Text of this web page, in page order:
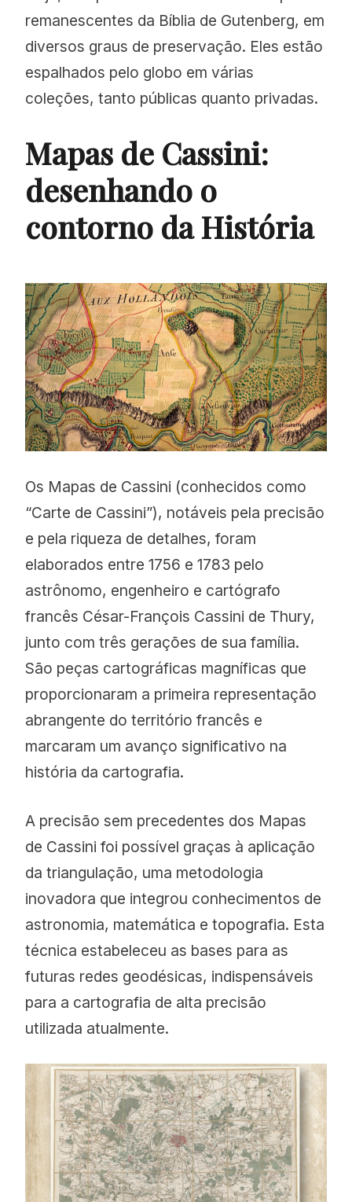
remanescentes da Bíblia de Gutenberg, em
diversos graus de preservação. Eles estão
espalhados pelo globo em várias
coleções, tanto públicas quanto privadas.
Mapas de Cassini:
desenhando o
contorno da História
Os Mapas de Cassini (conhecidos como
“Carte de Cassini”), notáveis pela precisão
e pela riqueza de detalhes, foram
elaborados entre 1756 e 1783 pelo
astrônomo, engenheiro e cartógrafo
francês César-François Cassini de Thury,
junto com três gerações de sua família.
São peças cartográficas magníficas que
proporcionaram a primeira representação
abrangente do território francês e
marcaram um avanço significativo na
história da cartografia.
A precisão sem precedentes dos Mapas
de Cassini foi possível graças à aplicação
da triangulação, uma metodologia
inovadora que integrou conhecimentos de
astronomia, matemática e topografia. Esta
técnica estabeleceu as bases para as
futuras redes geodésicas, indispensáveis
para a cartografia de alta precisão
utilizada atualmente.